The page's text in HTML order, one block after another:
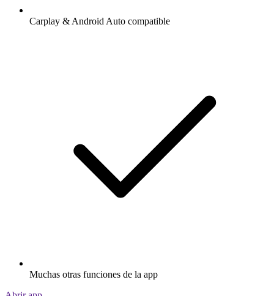
Carplay & Android Auto compatible
Muchas otras funciones de la app